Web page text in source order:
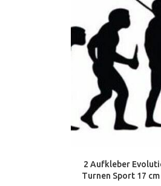
2 Aufkleber
Turnen Sport 17